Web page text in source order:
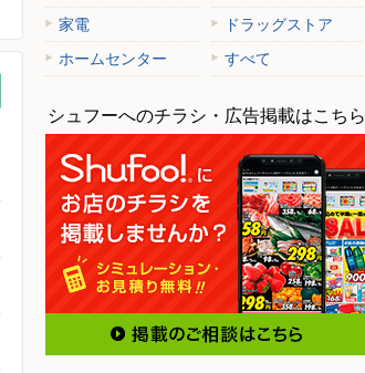
家電
ドラッグストア
ホームセンター
すべて
シュフーへのチラシ・広告掲載はこちら